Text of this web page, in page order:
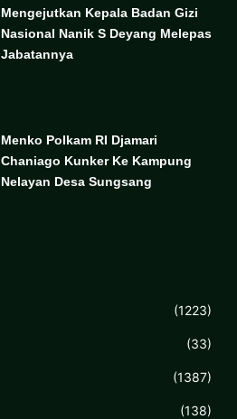
Mengejutkan Kepala Badan Gizi
Nasional Nanik S Deyang Melepas
Jabatannya
Menko Polkam RI Djamari
Chaniago Kunker Ke Kampung
Nelayan Desa Sungsang
(1223)
(33)
(1387)
(138)